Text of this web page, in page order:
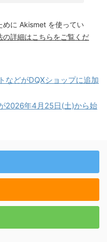
めに Akismet を使ってい
の詳細はこちらをご覧くだ
などがDQXショップに追加
2026年4月25日(土)から始